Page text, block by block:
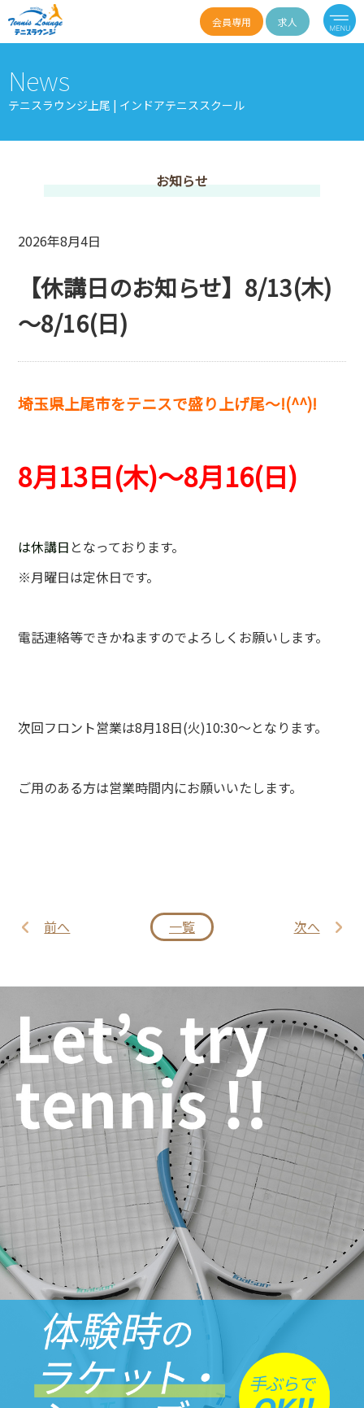
会員専用 求人
News
テニスラウンジ上尾 | インドアテニススクール
お知らせ
2026年8月4日
【休講日のお知らせ】8/13(木)
～8/16(日)
埼玉県上尾市をテニスで盛り上げ尾～!(^^)!
8月13日(木)～8月16(日)
は休講日 となっております。
※月曜日は定休日です。
電話連絡等できかねますのでよろしくお願いします。
次回フロント営業は8月18日(火)10:30～となります。
ご用のある方は営業時間内にお願いいたします。
前へ 一覧 次へ